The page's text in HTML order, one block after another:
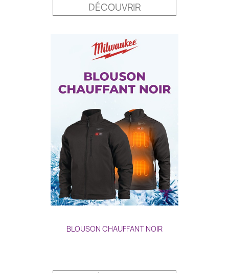
DÉCOUVRIR
BLOUSON CHAUFFANT NOIR